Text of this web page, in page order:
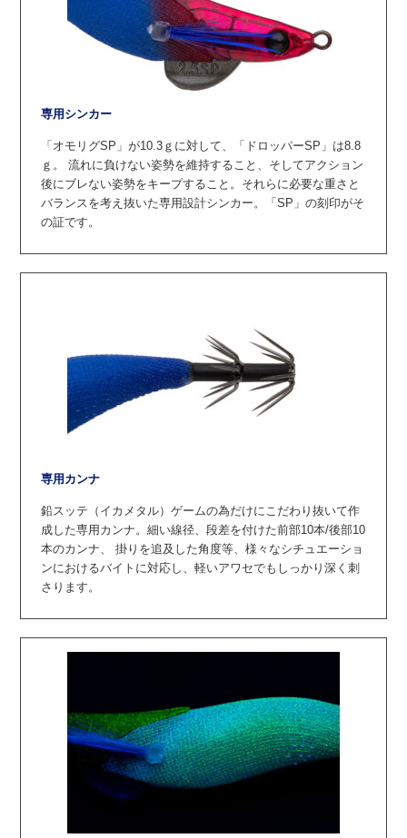
専用シンカー
「オモリグSP」が10.3ｇに対して、「ドロッパーSP」は8.8
ｇ。
流れに負けない姿勢を維持すること、そしてアクション
後にブレない姿勢をキープすること。 それらに必要な重さと
バランスを考え抜いた専用設計シンカー。「SP」の刻印がそ
の証です。
専用カンナ
鉛スッテ（イカメタル）ゲームの為だけにこだわり抜いて作
成した専用カンナ。細い線径、段差を付けた前部10本/後部10
本のカンナ、
掛りを追及した角度等、様々なシチュエーショ
ンにおけるバイトに対応し、軽いアワセでもしっかり深く刺
さります。